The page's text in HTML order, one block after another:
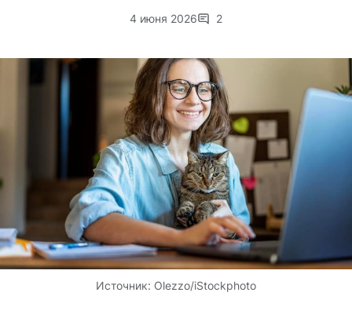
4 июня 2026 2
Источник: Olezzo/iStockphoto